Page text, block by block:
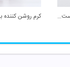
کرم روشن کننده و ضد لک دست SPF15 پیگمنتا آردن